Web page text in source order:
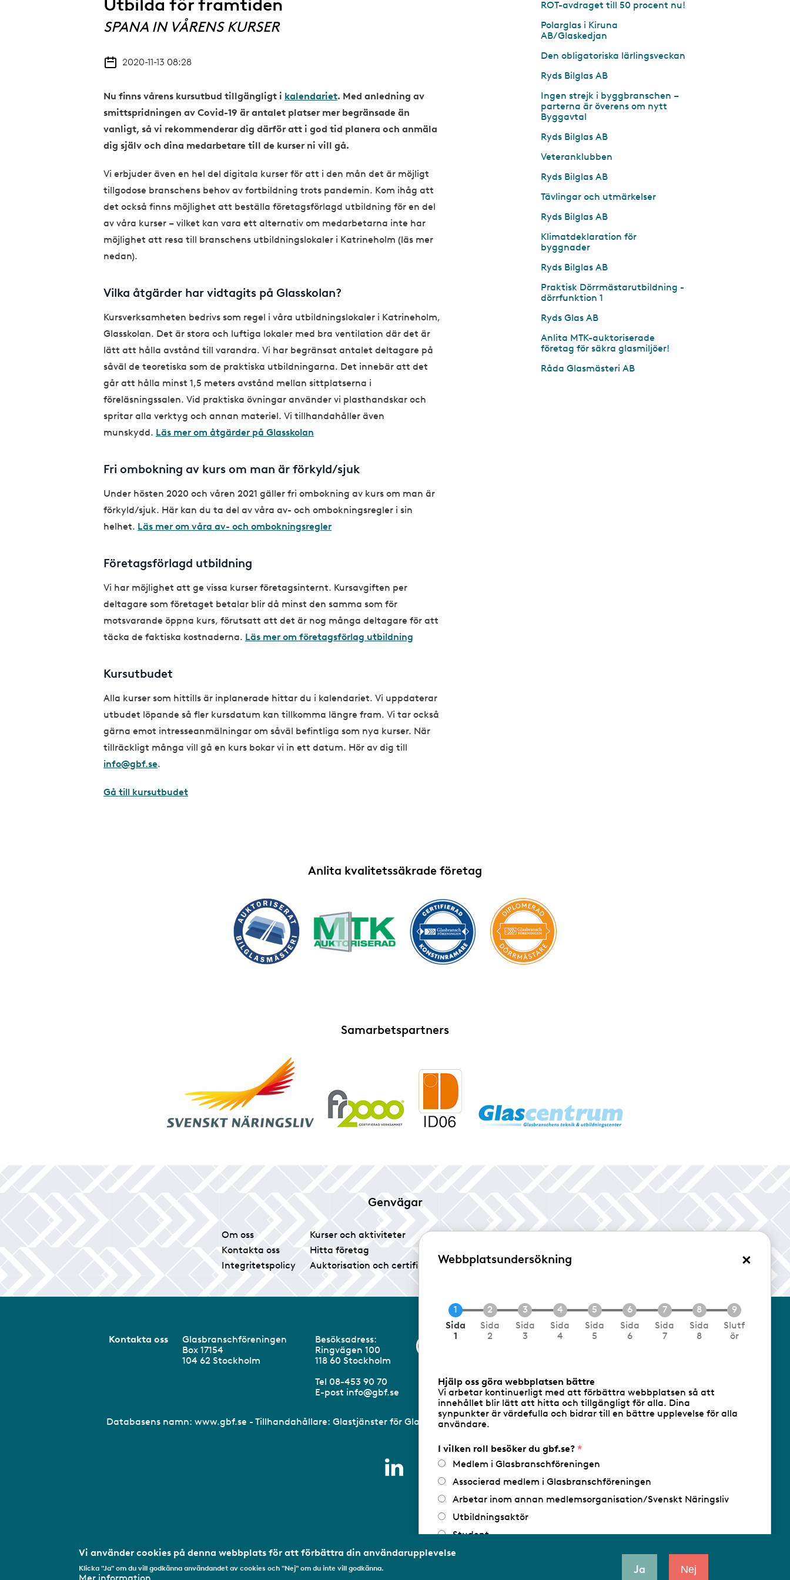
Utbilda för framtiden
SPANA IN VÅRENS KURSER
2020-11-13 08:28
Nu finns vårens kursutbud tillgängligt i kalendariet. Med anledning av
smittspridningen av Covid-19 är antalet platser mer begränsade än
vanligt, så vi rekommenderar dig därför att i god tid planera och anmäla
dig själv och dina medarbetare till de kurser ni vill gå.
Vi erbjuder även en hel del digitala kurser för att i den mån det är möjligt
tillgodose branschens behov av fortbildning trots pandemin. Kom ihåg att
det också finns möjlighet att beställa företagsförlagd utbildning för en del
av våra kurser – vilket kan vara ett alternativ om medarbetarna inte har
möjlighet att resa till branschens utbildningslokaler i Katrineholm (läs mer
nedan).
Vilka åtgärder har vidtagits på Glasskolan?
Kursverksamheten bedrivs som regel i våra utbildningslokaler i Katrineholm,
Glasskolan. Det är stora och luftiga lokaler med bra ventilation där det är
lätt att hålla avstånd till varandra. Vi har begränsat antalet deltagare på
såväl de teoretiska som de praktiska utbildningarna. Det innebär att det
går att hålla minst 1,5 meters avstånd mellan sittplatserna i
föreläsningssalen. Vid praktiska övningar använder vi plasthandskar och
spritar alla verktyg och annan materiel. Vi tillhandahåller även
munskydd. Läs mer om åtgärder på Glasskolan
Fri ombokning av kurs om man är förkyld/sjuk
Under hösten 2020 och våren 2021 gäller fri ombokning av kurs om man är
förkyld/sjuk. Här kan du ta del av våra av- och ombokningsregler i sin
helhet. Läs mer om våra av- och ombokningsregler
Företagsförlagd utbildning
Vi har möjlighet att ge vissa kurser företagsinternt. Kursavgiften per
deltagare som företaget betalar blir då minst den samma som för
motsvarande öppna kurs, förutsatt att det är nog många deltagare för att
täcka de faktiska kostnaderna. Läs mer om företagsförlag utbildning
Kursutbudet
Alla kurser som hittills är inplanerade hittar du i kalendariet. Vi uppdaterar
utbudet löpande så fler kursdatum kan tillkomma längre fram. Vi tar också
gärna emot intresseanmälningar om såväl befintliga som nya kurser. När
tillräckligt många vill gå en kurs bokar vi in ett datum. Hör av dig till
info@gbf.se.
Gå till kursutbudet
ROT-avdraget till 50 procent nu!
Polarglas i Kiruna
AB/Glaskedjan
Den obligatoriska lärlingsveckan
Ryds Bilglas AB
Ingen strejk i byggbranschen –
parterna är överens om nytt
Byggavtal
Ryds Bilglas AB
Veteranklubben
Ryds Bilglas AB
Tävlingar och utmärkelser
Ryds Bilglas AB
Klimatdeklaration för
byggnader
Ryds Bilglas AB
Praktisk Dörrmästarutbildning -
dörrfunktion 1
Ryds Glas AB
Anlita MTK-auktoriserade
företag för säkra glasmiljöer!
Råda Glasmästeri AB
Anlita kvalitetssäkrade företag
Samarbetspartners
Genvägar
Om oss
Kontakta oss
Integritetspolicy
Kurser och aktiviteter
Hitta företag
Auktorisation och certifiering
Tidningen Glas
Medlemsservice/Logga in
Kontakta oss
Glasbranschföreningen
Box 17154
104 62 Stockholm
Besöksadress:
Ringvägen 100
118 60 Stockholm
Tel 08-453 90 70
E-post info@gbf.se
Databasens namn: www.gbf.se - Tillhandahållare: Glastjänster för Glasbranschföreningen AB - Ansvarig utgivare: Sofia Wahlgren
Webbplatsundersökning ×
N
a
n
d
e
Sida
1
Sida
2
Sida
3
Sida
4
Sida
5
Sida
6
Sida
7
Sida
8
Slutf
ör
Hjälp oss göra webbplatsen bättre
Vi arbetar kontinuerligt med att förbättra webbplatsen så att
innehållet blir lätt att hitta och tillgängligt för alla. Dina
synpunkter är värdefulla och bidrar till en bättre upplevelse för alla
användare.
I vilken roll besöker du gbf.se?
Medlem i Glasbranschföreningen
Associerad medlem i Glasbranschföreningen
Arbetar inom annan medlemsorganisation/Svenskt Näringsliv
Utbildningsaktör
Student
Privatperson
Vi använder cookies på denna webbplats för att förbättra din användarupplevelse
Klicka "Ja" om du vill godkänna användandet av cookies och "Nej" om du inte vill godkänna. Ja Nej